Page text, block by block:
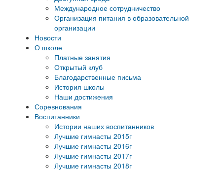
Международное сотрудничество
Организация питания в образовательной
организации
Новости
О школе
Платные занятия
Открытый клуб
Благодарственные письма
История школы
Наши достижения
Соревнования
Воспитанники
Истории наших воспитанников
Лучшие гимнасты 2015г
Лучшие гимнасты 2016г
Лучшие гимнасты 2017г
Лучшие гимнасты 2018г